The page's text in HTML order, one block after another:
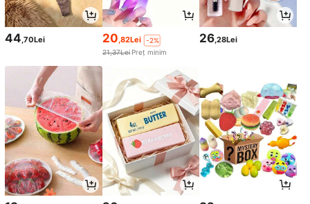
44,70Lei 20,82Lei
-2%
21,37Lei Preț minim
26,28Lei